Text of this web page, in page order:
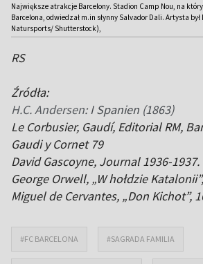
Największe atrakcje Barcelony. Stadion Camp Nou, na
Barcelona, odwiedzał m.in słynny Salvador Dali. Artysta
Natursports/ Shutterstock),
RS
Źródła:
H.C. Andersen: I Spanien (1863)
Le Corbusier, Gaudí, Editorial RM,
Gaudi y Cornet 79
David Gascoyne, Journal 1936-1937.
George Orwell, „W hołdzie
Miguel de Cervantes, „Don Kichot”,
#FC BARCELONA #SAGRADA FAMILIA